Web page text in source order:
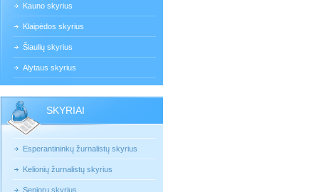
Kauno skyrius
Klaipėdos skyrius
Šiaulių skyrius
Alytaus skyrius
SKYRIAI
Esperantininkų žurnalistų skyrius
Kelionių žurnalistų skyrius
Senjorų skyrius